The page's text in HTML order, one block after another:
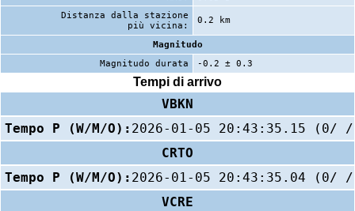
Distanza dalla stazione
più vicina:
0.2 km
Magnitudo
Magnitudo durata
-0.2 ± 0.3
Tempi di arrivo
VBKN
Tempo P (W/M/O): 2026-01-05 20:43:35.15 (0/
CRTO
Tempo P (W/M/O): 2026-01-05 20:43:35.04 (0/
VCRE